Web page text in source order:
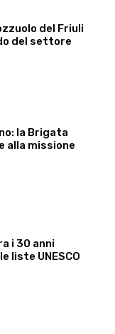
del Friuli
del settore
la Brigata
alla missione
i 30 anni
liste UNESCO